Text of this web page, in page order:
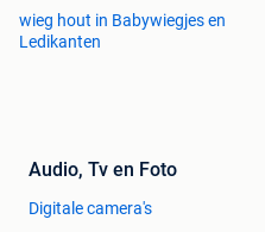
wieg hout in Babywiegjes en
Ledikanten
Audio, Tv en Foto
Digitale camera's